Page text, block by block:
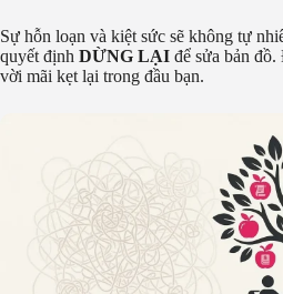
Sự hỗn loạn và kiệt sức sẽ không tự
quyết định DỪNG LẠI để sửa bản
vời mãi kẹt lại trong đầu bạn.